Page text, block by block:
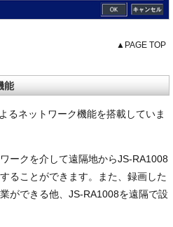
▲PAGE TOP
能
るネットワーク機能を搭載していま
ークを介して遠隔地からJS-RA1008
ることができます。また、録画した
ができる他、JS-RA1008を遠隔で設